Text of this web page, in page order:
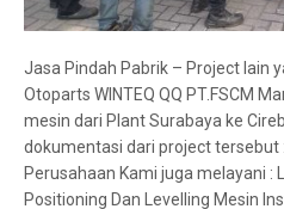
Jasa Pindah Pabrik – Project lain
Otoparts WINTEQ QQ PT.FSCM
mesin dari Plant Surabaya ke
dokumentasi dari project tersebut
Perusahaan Kami juga melayani :
Positioning Dan Levelling Mesin